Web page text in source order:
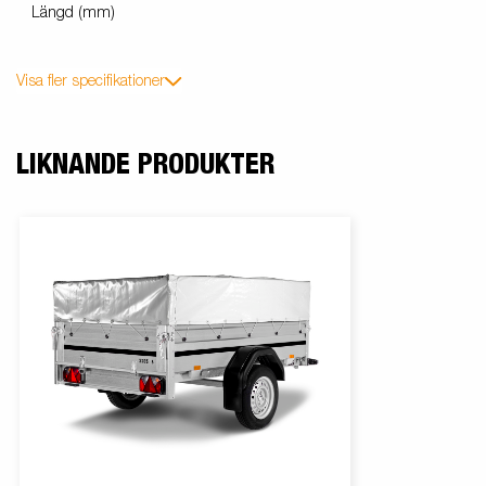
Längd (mm)
Visa fler specifikationer
LIKNANDE PRODUKTER